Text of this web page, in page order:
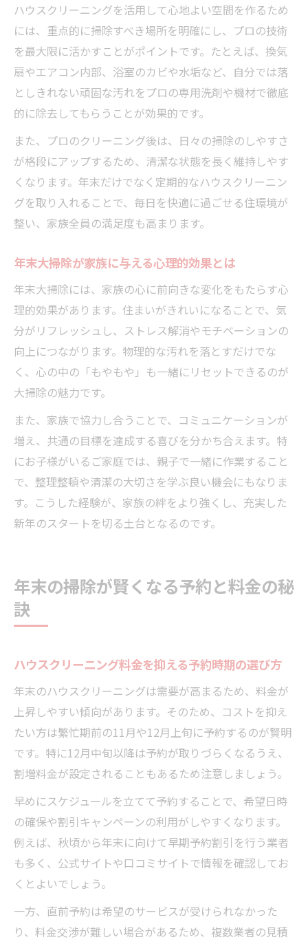
ハウスクリーニングを活用して心地よい空間を作るため
には、重点的に掃除すべき場所を明確にし、プロの技術
を最大限に活かすことがポイントです。たとえば、換気
扇やエアコン内部、浴室のカビや水垢など、自分では落
としきれない頑固な汚れをプロの専用洗剤や機材で徹底
的に除去してもらうことが効果的です。
また、プロのクリーニング後は、日々の掃除のしやすさ
が格段にアップするため、清潔な状態を長く維持しやす
くなります。年末だけでなく定期的なハウスクリーニン
グを取り入れることで、毎日を快適に過ごせる住環境が
整い、家族全員の満足度も高まります。
年末大掃除が家族に与える心理的効果とは
年末大掃除には、家族の心に前向きな変化をもたらす心
理的効果があります。住まいがきれいになることで、気
分がリフレッシュし、ストレス解消やモチベーションの
向上につながります。物理的な汚れを落とすだけでな
く、心の中の「もやもや」も一緒にリセットできるのが
大掃除の魅力です。
また、家族で協力し合うことで、コミュニケーションが
増え、共通の目標を達成する喜びを分かち合えます。特
にお子様がいるご家庭では、親子で一緒に作業すること
で、整理整頓や清潔の大切さを学ぶ良い機会にもなりま
す。こうした経験が、家族の絆をより強くし、充実した
新年のスタートを切る土台となるのです。
年末の掃除が賢くなる予約と料金の秘
訣
ハウスクリーニング料金を抑える予約時期の選び方
年末のハウスクリーニングは需要が高まるため、料金が
上昇しやすい傾向があります。そのため、コストを抑え
たい方は繁忙期前の11月や12月上旬に予約するのが賢明
です。特に12月中旬以降は予約が取りづらくなるうえ、
割増料金が設定されることもあるため注意しましょう。
早めにスケジュールを立てて予約することで、希望日時
の確保や割引キャンペーンの利用がしやすくなります。
例えば、秋頃から年末に向けて早期予約割引を行う業者
も多く、公式サイトや口コミサイトで情報を確認してお
くとよいでしょう。
一方、直前予約は希望のサービスが受けられなかった
り、料金交渉が難しい場合があるため、複数業者の見積